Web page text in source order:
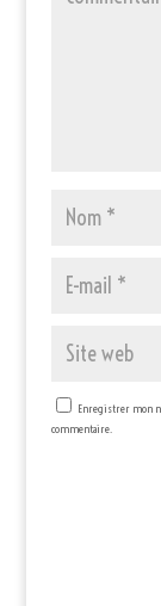
Enregistrer mon
commentaire.